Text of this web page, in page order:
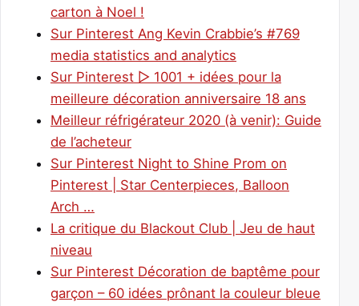
carton à Noel !
Sur Pinterest Ang Kevin Crabbie’s #769
media statistics and analytics
Sur Pinterest ▷ 1001 + idées pour la
meilleure décoration anniversaire 18 ans
Meilleur réfrigérateur 2020 (à venir): Guide
de l’acheteur
Sur Pinterest Night to Shine Prom on
Pinterest | Star Centerpieces, Balloon
Arch …
La critique du Blackout Club | Jeu de haut
niveau
Sur Pinterest Décoration de baptême pour
garçon – 60 idées prônant la couleur bleue